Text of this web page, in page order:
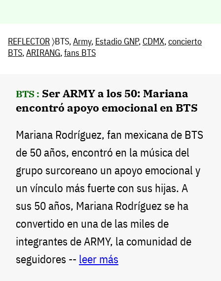
REFLECTOR〉BTS,Army, Estadio GNP, CDMX,concierto
BTS,ARIRANG,fans BTS
BTS : Ser ARMY a los 50: Mariana
encontró apoyo emocional en BTS
Mariana Rodríguez, fan mexicana de BTS
de 50 años, encontró en la música del
grupo surcoreano un apoyo emocional y
un vínculo más fuerte con sus hijas. A
sus 50 años, Mariana Rodríguez se ha
convertido en una de las miles de
integrantes de ARMY, la comunidad de
seguidores -- leer más